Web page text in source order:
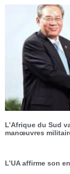
L’Afrique du Sud
manœuvres
L’UA affirme son